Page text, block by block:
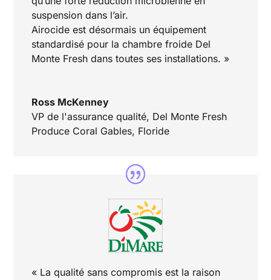
suspension dans l’air.
Airocide est désormais un équipement
standardisé pour la chambre froide Del
Monte Fresh dans toutes ses installations. »
Ross McKenney
VP de l'assurance qualité, Del Monte Fresh
Produce Coral Gables, Floride
« La qualité sans compromis est la raison